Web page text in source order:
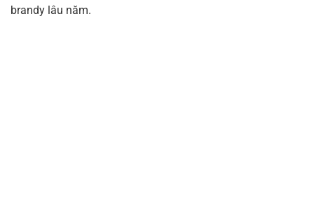
brandy lâu năm.